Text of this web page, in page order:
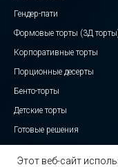
Гендер-пати
Формовые торты (3Д
Корпоративные торты
Порционные десерты
Бенто-торты
Детские торты
Готовые решения
Этот веб-сайт